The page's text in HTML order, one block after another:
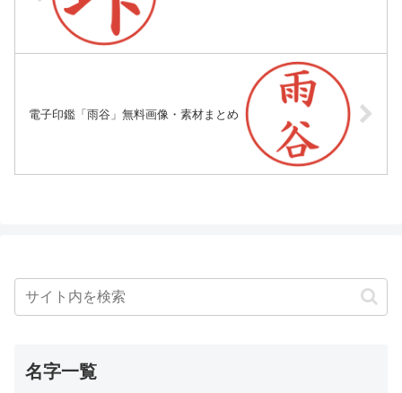
電子印鑑「雨谷」無料画像・素材まとめ
名字一覧